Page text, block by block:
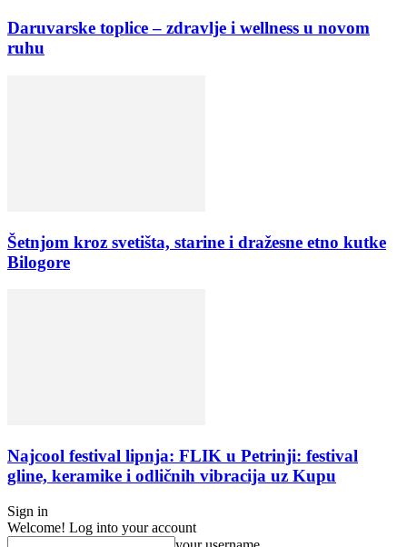
Daruvarske toplice – zdravlje i wellness u novom
ruhu
Šetnjom kroz svetišta, starine i dražesne etno kutke
Bilogore
Najcool festival lipnja: FLIK u Petrinji: festival
gline, keramike i odličnih vibracija uz Kupu
Sign in
Welcome! Log into your account